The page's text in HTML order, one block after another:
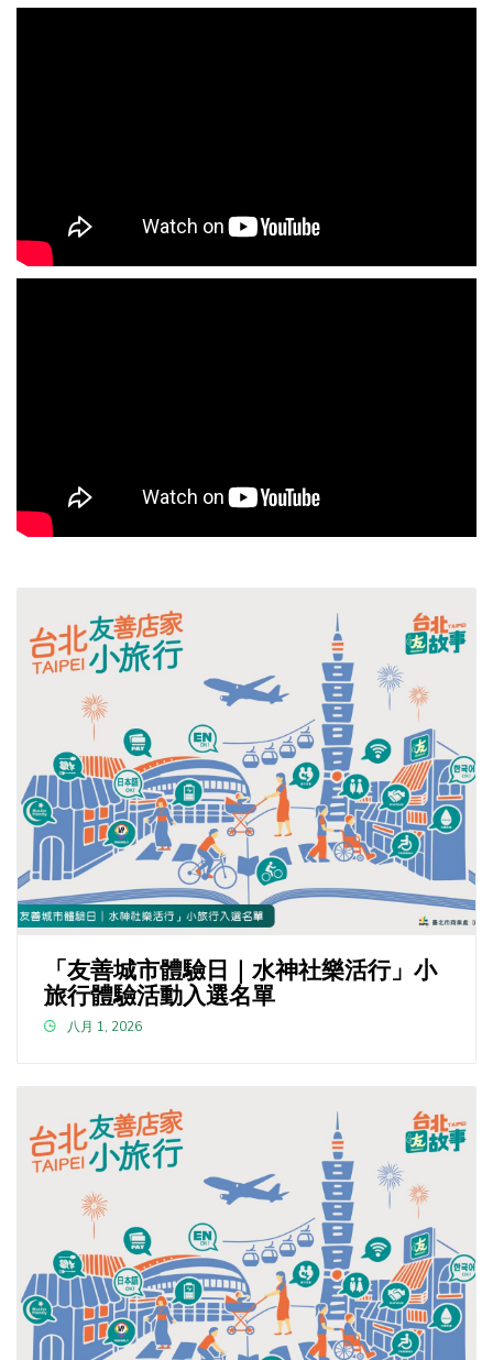
「友善城市體驗日｜水神社樂活行」小
旅行體驗活動入選名單
八月 1, 2026